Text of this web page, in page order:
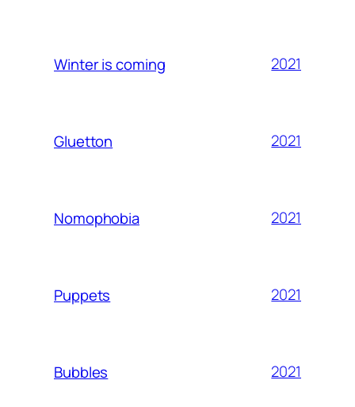
Winter is coming 2021
Gluetton 2021
Nomophobia 2021
Puppets 2021
Bubbles 2021